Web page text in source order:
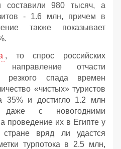
составили 980 тысяч, а
- 1.6 млн, причем в
также показывает
, то спрос российских
отчасти
резкого спада времен
«чистых» туристов
35% и достигло 1.2 млн
даже с новогодними
проведение их в Египте у
стране вряд ли удастся
турпотока в 2.5 млн,